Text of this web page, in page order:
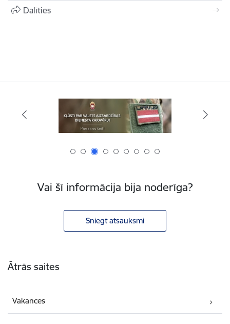
Dalīties
Vai šī informācija bija noderīga?
Sniegt atsauksmi
Ātrās saites
Vakances